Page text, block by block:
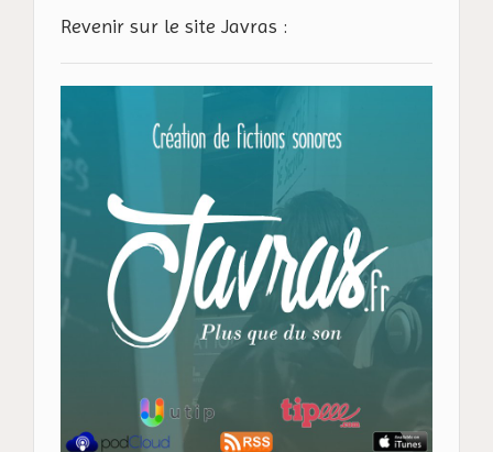
Revenir sur le site Javras :